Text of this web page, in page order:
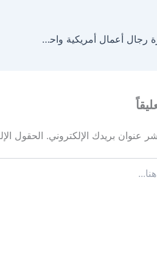
تحطم طائرة رجال أعمال أمريكية واحتراقها قرب المكسيك
عنوان بريدك الإلكتروني. الحقول